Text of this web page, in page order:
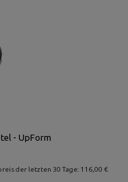
- UpForm
der letzten 30 Tage: 116,00 €